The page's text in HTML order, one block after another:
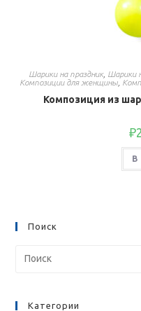
Шарики на праздник, Шарики
Композиции для женщины
Композиция из
₽
В
Поиск
Категории